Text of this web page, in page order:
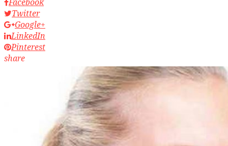
Twitter
Google+
LinkedIn
Pinterest
share